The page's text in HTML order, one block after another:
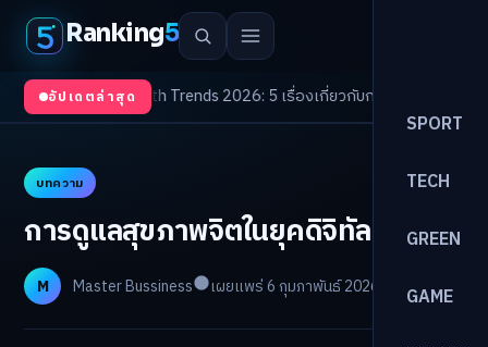
Ranking5
SPORT
TECH
GREEN
GAME
อัปเดตล่าสุด
Health Trends 2026: 5 เรื่องเกี่ยวกับการแพทย์ที่ควรรู้
บทความ
การดูแลสุขภาพจิตในยุคดิจิทัล
M Master Bussiness เผยแพร่ 6 กุมภาพันธ์ 2026 อ่าน 11 นาที